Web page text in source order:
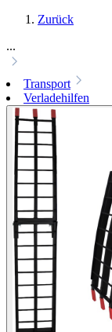
Zurück
...
Transport
Verladehilfen